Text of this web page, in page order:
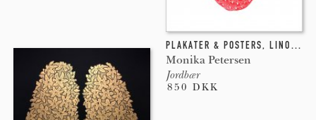
PLAKATER & POSTERS, LINOLEUMSTRYK
Monika Petersen
Jordbær
850 DKK